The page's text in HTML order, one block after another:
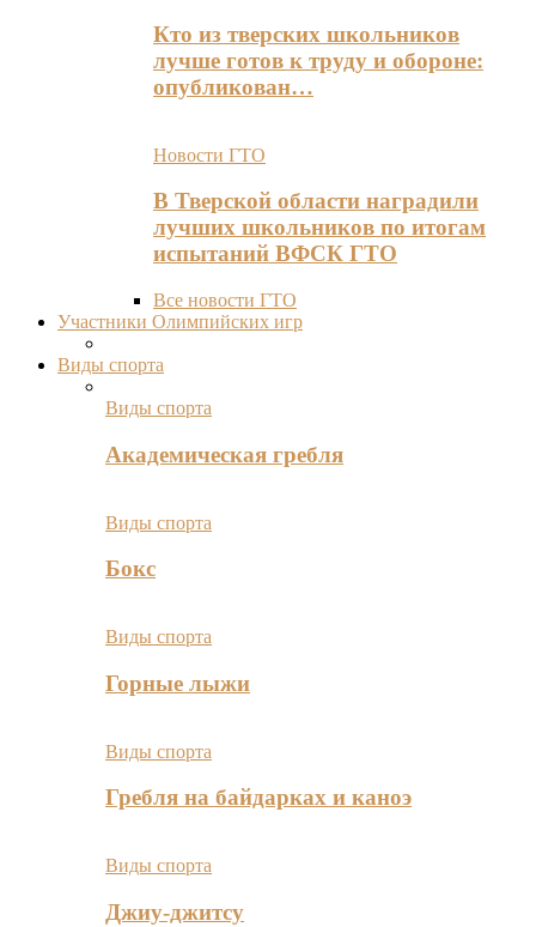
Кто из тверских школьников
лучше готов к труду и обороне:
опубликован…
Новости ГТО
В Тверской области наградили
лучших школьников по итогам
испытаний ВФСК ГТО
Все новости ГТО
Участники Олимпийских игр
Виды спорта
Виды спорта
Академическая гребля
Виды спорта
Бокс
Виды спорта
Горные лыжи
Виды спорта
Гребля на байдарках и каноэ
Виды спорта
Джиу-джитсу